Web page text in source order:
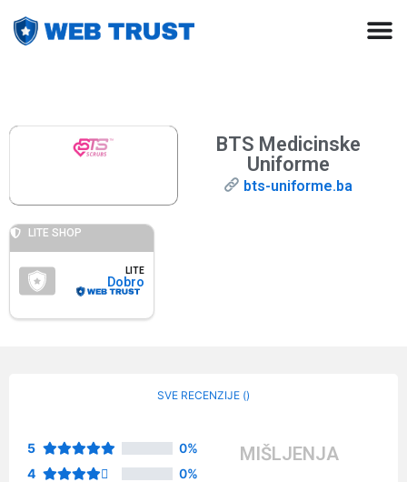
BTS Medicinske
Uniforme
bts-uniforme.ba
LITE SHOP
LITE
Dobro
SVE RECENZIJE ()
5
0%
4
0%
MIŠLJENJA